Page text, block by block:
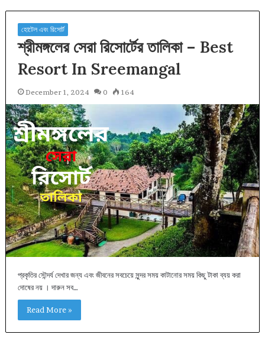
হোটেল এবং রিসোর্ট
শ্রীমঙ্গলের সেরা রিসোর্টের তালিকা – Best
Resort In Sreemangal
December 1, 2024 0 164
প্রকৃতির সৌন্দর্য দেখার জন্য এবং জীবনের সবচেয়ে সুন্দর সময় কাটানোর সময় কিছু টাকা ব্যয় করা
দোষের নয় । দারুন সব…
Read More »